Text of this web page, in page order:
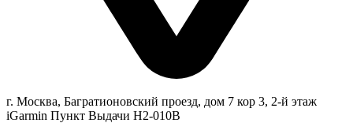
г. Москва, Багратионовский проезд, дом 7 кор 3, 2-й этаж
iGarmin Пункт Выдачи Н2-010В